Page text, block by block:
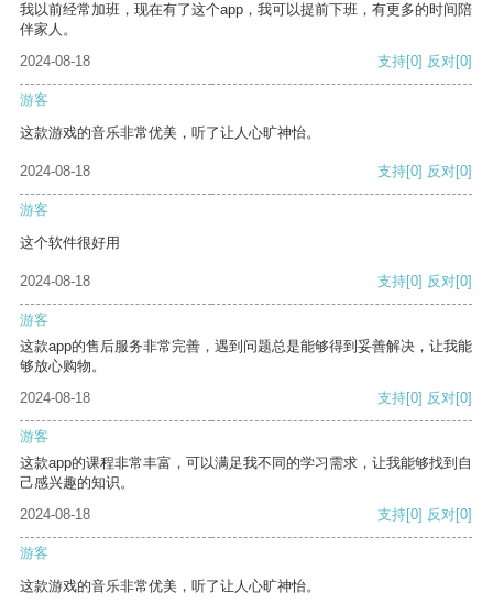
我以前经常加班，现在有了这个app，我可以提前下班，有更多的时间陪
伴家人。
2024-08-18
支持[0] 反对[0]
游客
这款游戏的音乐非常优美，听了让人心旷神怡。
2024-08-18 支持[0] 反对[0]
游客
这个软件很好用
2024-08-18 支持[0] 反对[0]
游客
这款app的售后服务非常完善，遇到问题总是能够得到妥善解决，让我能
够放心购物。
2024-08-18
支持[0] 反对[0]
游客
这款app的课程非常丰富，可以满足我不同的学习需求，让我能够找到自
己感兴趣的知识。
2024-08-18
支持[0] 反对[0]
游客
这款游戏的音乐非常优美，听了让人心旷神怡。